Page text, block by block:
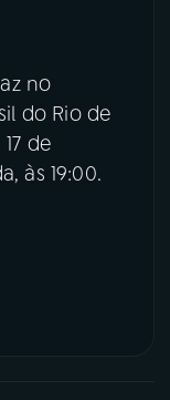
no
do Rio de
de
às 19:00.